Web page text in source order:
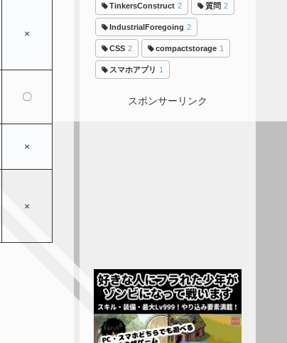
×
〇
×
×
TinkersConstruct 2 質問 2
IndustrialForegoing 2
CSS 2 compactstorage 1
スマホアプリ 1
スポンサーリンク